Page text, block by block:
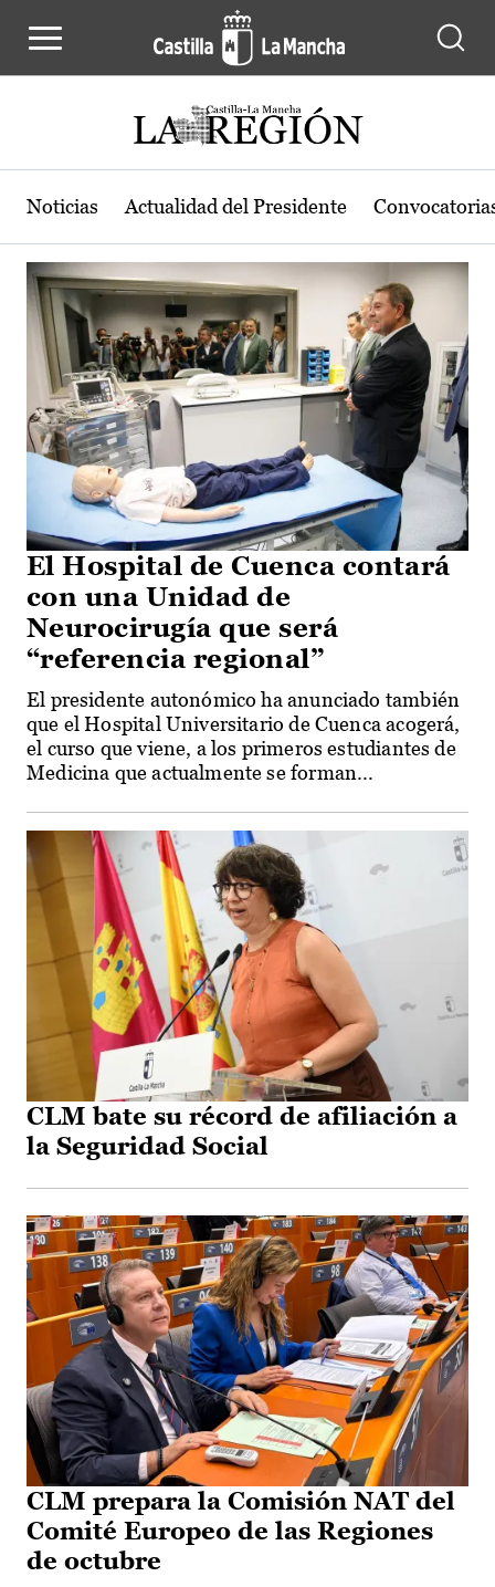
Actualidad de la región de Castilla-
Noticias Actualidad del Presidente
El Hospital de Cuenca contará
con una Unidad de
Neurocirugía que será
“referencia regional”
El presidente autonómico ha anunciado también
que el Hospital Universitario de Cuenca acogerá,
el curso que viene, a los primeros estudiantes de
Medicina que actualmente se forman...
CLM bate su récord de afiliación a
la Seguridad Social
CLM prepara la Comisión NAT del
Comité Europeo de las Regiones
de octubre